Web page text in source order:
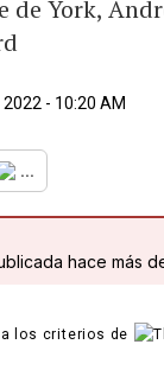
de York,
- 10:20 AM
...
hace más
los criterios de